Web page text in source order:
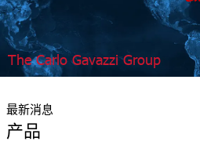
The Carlo Gavazzi Group
最新消息
产品